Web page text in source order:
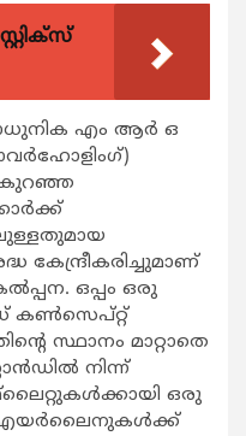
എം ആര്‍ ഒ
കുറഞ്ഞ
കേന്ദ്രീകരിച്ചുമാണ്
ഒപ്പം ഒരു
കണ്‍സെപ്റ്റ്
സ്ഥാനം മാറ്റാതെ
നിന്ന്
ഒരു
എയര്‍ലൈനുകള്‍ക്ക്